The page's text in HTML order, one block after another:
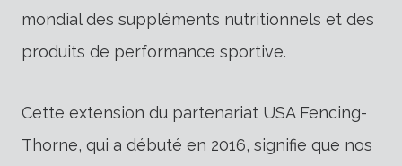
mondial des suppléments nutritionnels et des
produits de performance sportive.
Cette extension du partenariat USA Fencing-
Thorne, qui a débuté en 2016, signifie que nos